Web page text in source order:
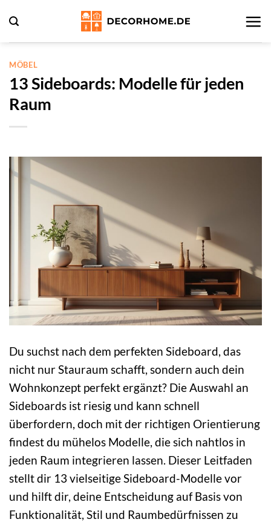
Inhalt
springen
MÖBEL
13 Sideboards: Modelle für jeden
Raum
Du suchst nach dem perfekten Sideboard, das
nicht nur Stauraum schafft, sondern auch dein
Wohnkonzept perfekt ergänzt? Die Auswahl an
Sideboards ist riesig und kann schnell
überfordern, doch mit der richtigen Orientierung
findest du mühelos Modelle, die sich nahtlos in
jeden Raum integrieren lassen. Dieser Leitfaden
stellt dir 13 vielseitige Sideboard-Modelle vor
und hilft dir, deine Entscheidung auf Basis von
Funktionalität, Stil und Raumbedürfnissen zu